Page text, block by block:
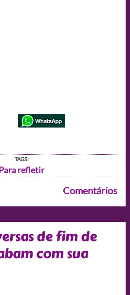
TAGS:
refletir
Comentários
de fim de
com sua